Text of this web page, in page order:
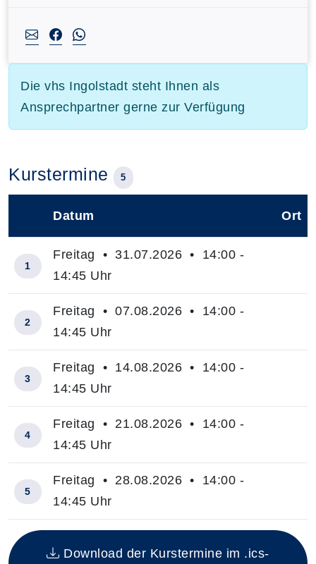
Die vhs Ingolstadt steht Ihnen als
Ansprechpartner gerne zur Verfügung
Kurstermine 5
Insgesamt gibt es 5 Termine zum diesen Kurs
Datum Ort
1
Freitag • 31.07.2026 • 14:00 -
14:45 Uhr
2
Freitag • 07.08.2026 • 14:00 -
14:45 Uhr
3
Freitag • 14.08.2026 • 14:00 -
14:45 Uhr
4
Freitag • 21.08.2026 • 14:00 -
14:45 Uhr
5
Freitag • 28.08.2026 • 14:00 -
14:45 Uhr
Download der Kurstermine im .ics-